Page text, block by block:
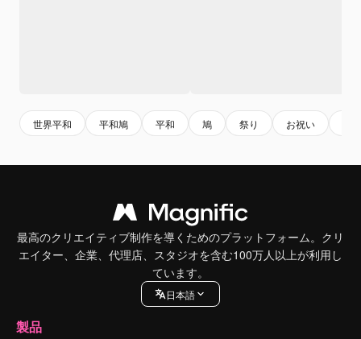
世界平和 平和鳩 平和 鳩 祭り お祝い
最高のクリエイティブ制作を導くためのプラットフォーム。クリ
エイター、企業、代理店、スタジオを含む100万人以上が利用し
ています。
日本語
製品